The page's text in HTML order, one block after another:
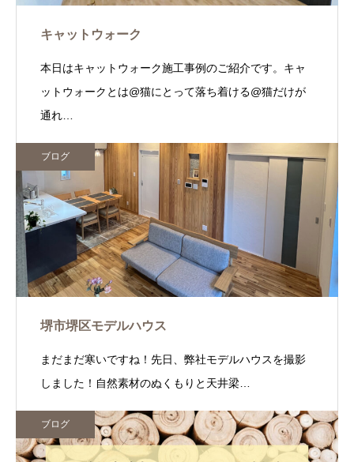
キャットウォーク
本日はキャットウォーク施工事例のご紹介です。キャ
ットウォークとは@猫にとって落ち着ける@猫だけが
通れ…
ブログ
堺市堺区モデルハウス
まだまだ寒いですね！先日、弊社モデルハウスを撮影
しました！自然素材のぬくもりと天井梁…
ブログ